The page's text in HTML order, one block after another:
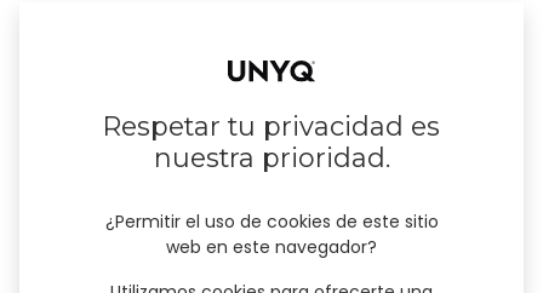
Respetar tu privacidad es
nuestra prioridad.
¿Permitir el uso de cookies de este sitio
web en este navegador?